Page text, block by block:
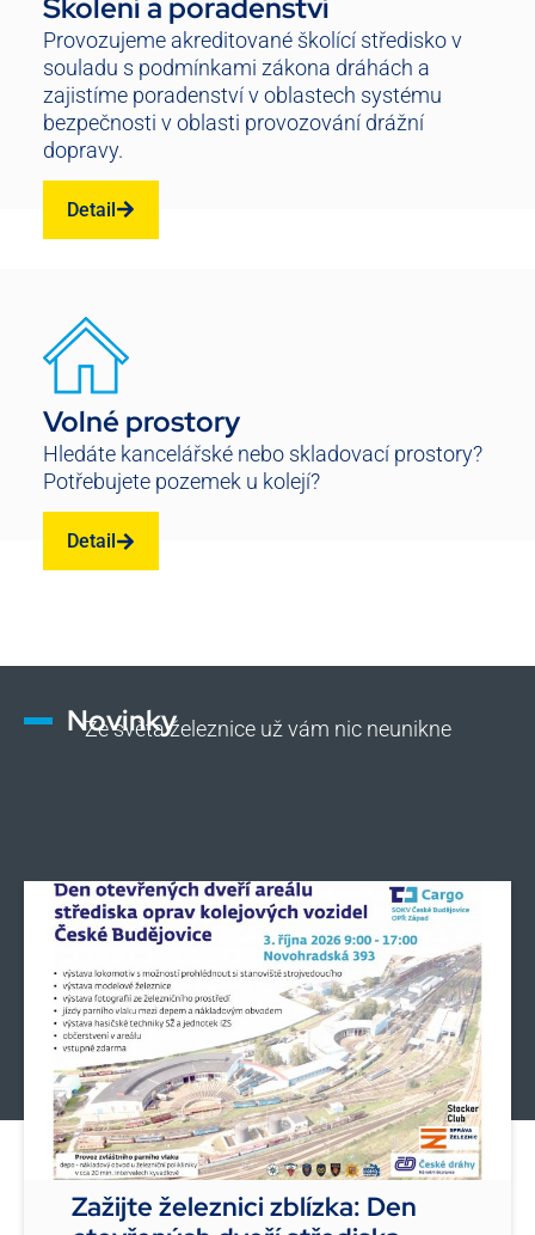
Provozujeme akreditované školící středisko v
souladu s podmínkami zákona dráhách a
zajistíme poradenství v oblastech systému
bezpečnosti v oblasti provozování drážní
dopravy.
Detail
Volné prostory
Hledáte kancelářské nebo skladovací prostory?
Potřebujete pozemek u kolejí?
Detail
Novinky
Ze světa železnice už vám nic neunikne
Zažijte železnici zblízka: Den